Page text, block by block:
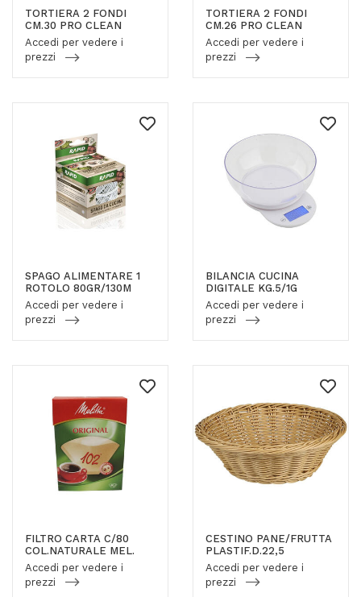
TORTIERA 2 FONDI
CM.30 PRO CLEAN
Accedi per vedere i
prezzi
TORTIERA 2 FONDI
CM.26 PRO CLEAN
Accedi per vedere i
prezzi
SPAGO ALIMENTARE 1
ROTOLO 80GR/130M
Accedi per vedere i
prezzi
BILANCIA CUCINA
DIGITALE KG.5/1G
Accedi per vedere i
prezzi
FILTRO CARTA C/80
COL.NATURALE MEL.
Accedi per vedere i
prezzi
CESTINO PANE/FRUTTA
PLASTIF.D.22,5
Accedi per vedere i
prezzi